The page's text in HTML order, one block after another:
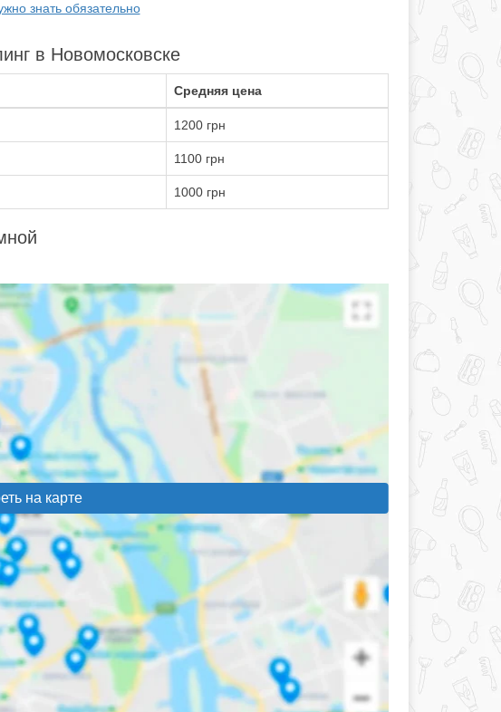
знать обязательно
в Новомосковске
Средняя цена
1200 грн
1100 грн
1000 грн
на карте